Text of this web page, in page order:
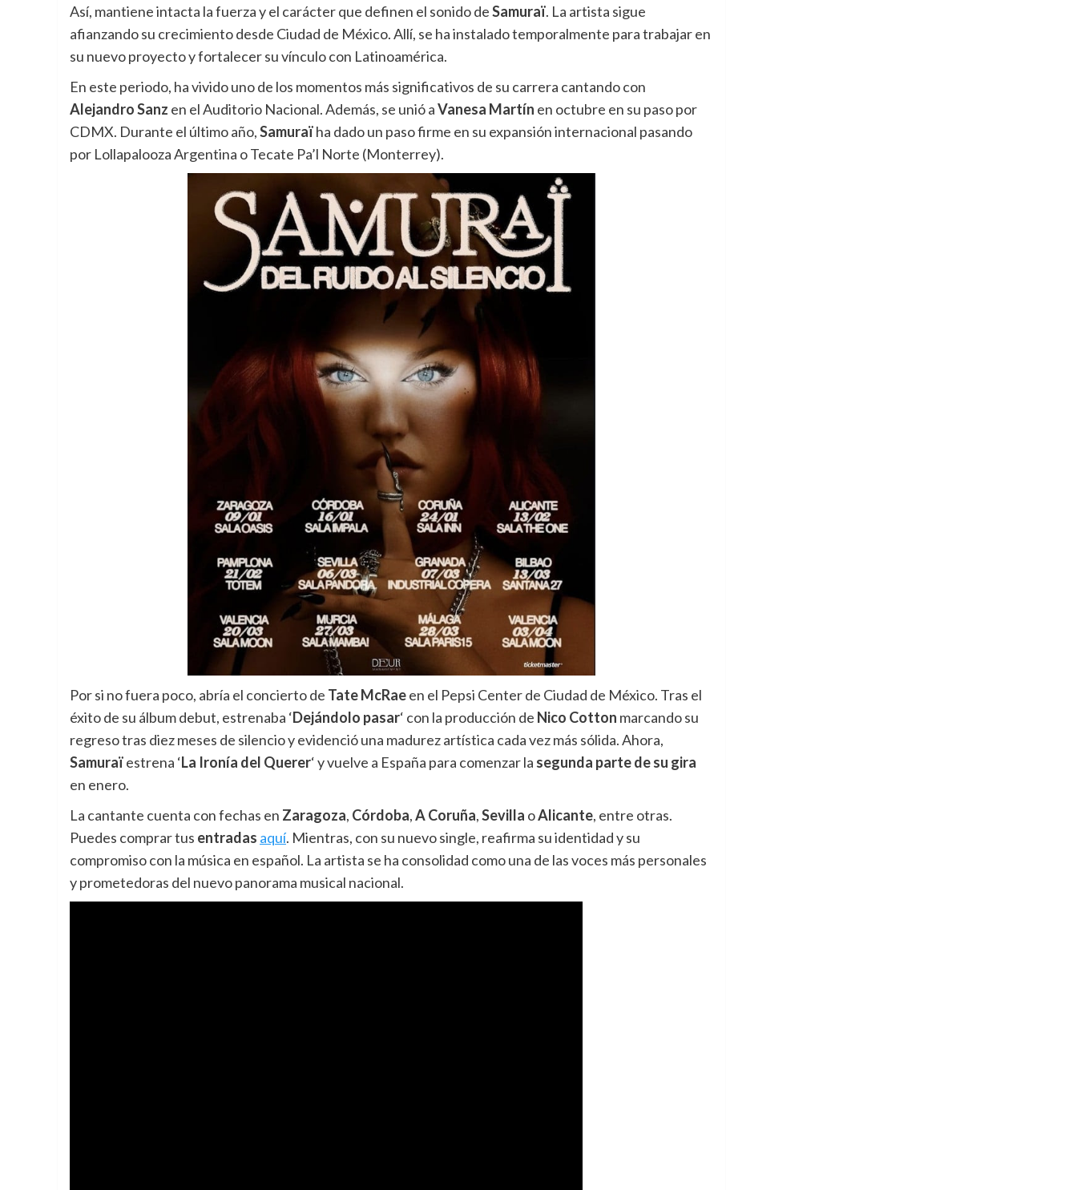
Así, mantiene intacta la fuerza y el carácter que definen el sonido deSamuraï. La artista sigue
afianzando su crecimiento desde Ciudad de México. Allí, se ha instalado temporalmente para trabajar en
su nuevo proyecto y fortalecer su vínculo con Latinoamérica.
En este periodo, ha vivido uno de los momentos más significativos de su carrera cantando con
Alejandro Sanz en el Auditorio Nacional. Además, se unió aVanesa Martín en octubre en su paso por
CDMX. Durante el último año,Samuraïha dado un paso firme en su expansión internacional pasando
por Lollapalooza Argentina o Tecate Pa’l Norte (Monterrey).
Por si no fuera poco, abría el concierto de Tate McRaeen el Pepsi Center de Ciudad de México. Tras el
éxito de su álbum debut, estrenaba ‘Dejándolo pasar‘ con la producción de Nico Cotton marcando su
regreso tras diez meses de silencio y evidenció una madurez artística cada vez más sólida. Ahora,
Samuraïestrena ‘La Ironía del Querer‘ y vuelve a España para comenzar la segunda parte de su gira
en enero.
La cantante cuenta con fechas en Zaragoza, Córdoba,A Coruña,Sevilla oAlicante, entre otras.
Puedes comprar tus entradas aquí. Mientras, con su nuevo single, reafirma su identidad y su
compromiso con la música en español. La artista se ha consolidad como una de las voces más personales
y prometedoras del nuevo panorama musical nacional.